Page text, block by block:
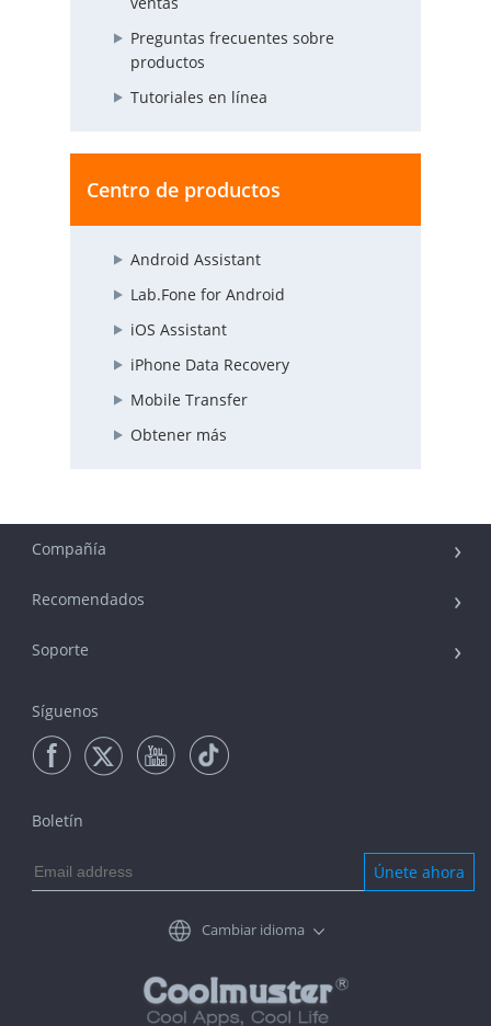
Preguntas frecuentes sobre
productos
Tutoriales en línea
Centro de productos
Android Assistant
Lab.Fone for Android
iOS Assistant
iPhone Data Recovery
Mobile Transfer
Obtener más
Compañía
Recomendados
Soporte
Síguenos
Boletín
Únete ahora
Cambiar idioma